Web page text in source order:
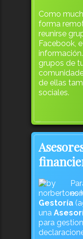
Como
forma
reunirse
Facebook,
grupos de
de ellas
sociales.
437
es
Gestoría
una
para